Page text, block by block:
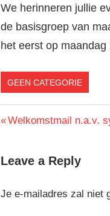
We herinneren jullie
de basisgroep van
het eerst op maandag
GEEN CATEGORIE
Previous
Welkomstmail n.a.v.
Leave a Reply
Je e-mailadres zal niet